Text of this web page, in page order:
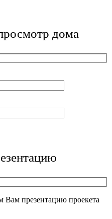
дома
Вам презентацию проекета